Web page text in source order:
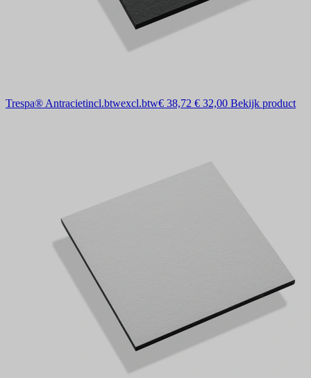
Trespa® Antracietincl.btwexcl.btw€ 38,72 € 32,00 Bekijk product